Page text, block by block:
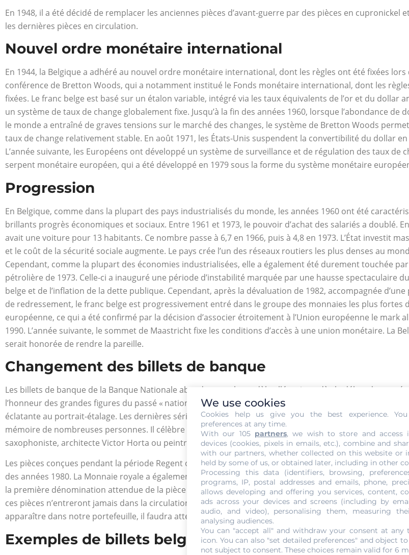
En 1948, il a été décidé de remplacer les anciennes pièces d’avant-guerre par des pièces en cupronickel
les dernières pièces en circulation.
Nouvel ordre monétaire international
En 1944, la Belgique a adhéré au nouvel ordre monétaire international, dont les règles ont été fixées lors
conférence de Bretton Woods, qui a notamment institué le Fonds monétaire international, dont les
fixées. Le franc belge est basé sur un étalon variable, intégré via les taux équivalents de l’or et du dollar
un système de taux de change globalement fixe. Jusqu’à la fin des années 1960, lorsque l’abondance de
le monde a entraîné de graves tensions sur le marché des changes, le système de Bretton Woods
taux de change relativement stable. En août 1971, les États-Unis suspendent la convertibilité du dollar
L’année suivante, les Européens ont développé un système de surveillance et de régulation des taux de
serpent monétaire européen, qui a été développé en 1979 sous la forme du système monétaire
Progression
En Belgique, comme dans la plupart des pays industrialisés du monde, les années 1960 ont été
brillants progrès économiques et sociaux. Entre 1961 et 1973, le pouvoir d’achat des salariés a doublé.
avait une voiture pour 13 habitants. Ce nombre passe à 6,7 en 1966, puis à 4,8 en 1973. L’État investit
et le coût de la sécurité sociale augmente. Le pays crée l’un des réseaux routiers les plus denses au
Cependant, comme la plupart des économies industrialisées, elle a également été durement touchée
pétrolière de 1973. Celle-ci a inauguré une période d’instabilité marquée par une hausse spectaculaire
belge et de l’inflation de la dette publique. Cependant, après la dévaluation de 1982, accompagnée
de redressement, le franc belge est progressivement entré dans le groupe des monnaies les plus fortes
européenne, ce qui a été confirmé par la décision d’associer étroitement à l’Union européenne le mark
1990. L’année suivante, le sommet de Maastricht fixe les conditions d’accès à une union monétaire. La
serait honorée de rendre la pareille.
Changement des billets de banque
Les billets de banque de la Banque Nationale abandonnent le modèle allégorique dès le début des années
l’honneur des grandes figures du passé « national » : les 40 dernières années du franc belge forment ainsi
éclatante au portrait-étalage. Les dernières séries de billets nationaux émises depuis 1994 sont encore
mémoire de nombreuses personnes. Il célèbre des artistes célèbres des XIXe et XXe siècles tels que Sax,
saxophoniste, architecte Victor Horta ou peintre René Magritte.
Les pièces conçues pendant la période Regent ont une longévité extraordinaire. Ils ne seraient remplacés
des années 1980. La Monnaie royale a également frappé des pièces commémoratives, y compris des
la première dénomination attendue de la pièce unique. Cependant, bien que parfois favorisées par le
ces pièces n’entreront jamais dans la circulation normale. Pour voir la monnaie européenne, rebaptisée
apparaître dans notre portefeuille, il faudra attendre le 3e millénaire, mais ceci est une autre histoire…
Exemples de billets belges
We use cookies
Cookies help us give you the best experience.
preferences at any time.
With our 105 partners, we wish to store and access
devices (cookies, pixels in emails, etc.), combine and
with our partners, whether collected on this website or
held by some of us, or obtained later, including in other
Processing this data (identifiers, browsing,
programs, IP, postal addresses and emails, phone,
allows developing and offering you services, content,
ads across your devices and screens (including by
audio, and video), personalising them, measuring
analysing audiences.
You can "accept all" and withdraw your consent at any
icon. You can also "set detailed preferences" and object
not subject to consent. These choices remain valid for 6